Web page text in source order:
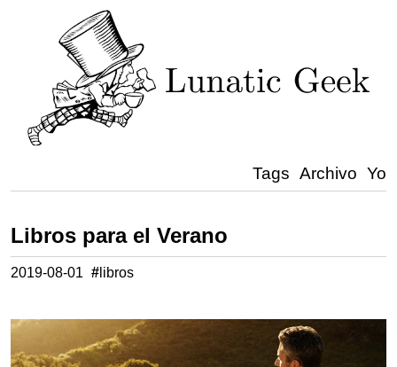
Tags Archivo Yo
Libros para el Verano
2019-08-01 # libros